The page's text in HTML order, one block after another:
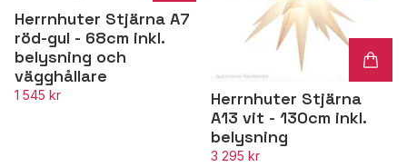
Herrnhuter Stjärna A7
röd-gul - 68cm inkl.
belysning och
vägghållare
1 545 kr
Herrnhuter Stjärna
A13 vit - 130cm inkl.
belysning
3 295 kr